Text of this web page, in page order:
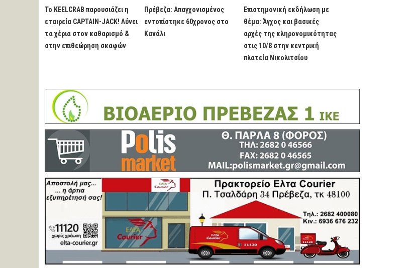
Το KEELCRAB παρουσιάζει η
εταιρεία CAPTAIN-JACK! Λύνει
τα χέρια στον καθαρισμό &
στην επιθεώρηση σκαφών
Πρέβεζα: Απαγχονισμένος
εντοπίστηκε 60χρονος στο
Κανάλι
Επιστημονική εκδήλωση με
θέμα: Άγχος και βασικές
αρχές της κληρονομικότητας
στις 10/8 στην κεντρική
πλατεία Νικολιτσίου